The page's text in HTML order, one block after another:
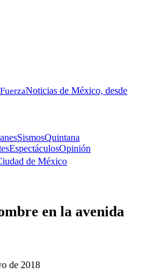
FuerzaNoticias de México, desde
SismosQuintana
EspectáculosOpinión
de México
en la avenida
de 2018